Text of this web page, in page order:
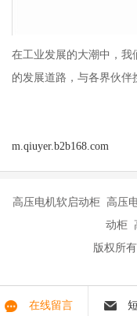
在工业发展的大潮中，我
的发展道路，与各界伙伴
m.qiuyer.b2b168.com
高压电机软启动柜 高压
动柜
版权所
在线留言